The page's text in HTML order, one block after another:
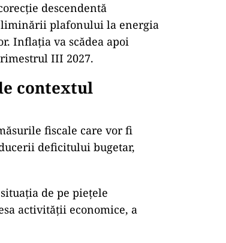
descendentă
plafonului la energia
Inflația va scădea apoi
III 2027.
contextul
fiscale care vor fi
deficitului bugetar,
de pe piețele
activității economice, a